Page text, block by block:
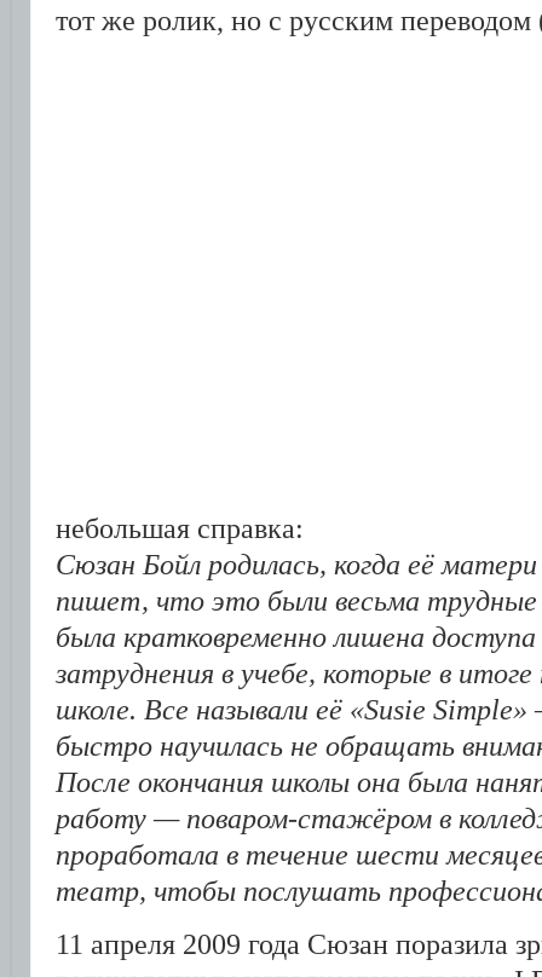
тот же ролик, но с русским переводом
небольшая справка:
Сюзан Бойл родилась, когда её
пишет, что это были весьма
была кратковременно лишена
затруднения в учебе, которые в итоге
школе. Все называли её «Susie
быстро научилась не обращать
После окончания школы она была
работу — поваром-стажёром в
проработала в течение шести
театр, чтобы послушать
11 апреля 2009 года Сюзан поразила